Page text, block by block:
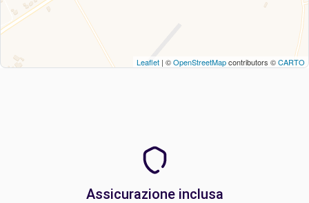
Leaflet | ©OpenStreetMapcontributors ©CARTO
Assicurazione inclusa